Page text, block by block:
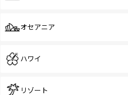
オセアニア
ハワイ
リゾート